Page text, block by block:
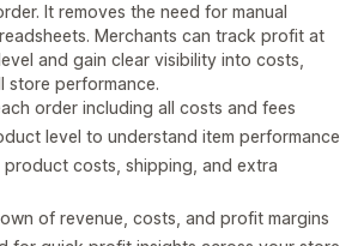
It removes the need for manual
Merchants can track profit at
and gain clear visibility into costs,
store performance.
order including all costs and fees
level to understand item performance
product costs, shipping, and extra
of revenue, costs, and profit margins